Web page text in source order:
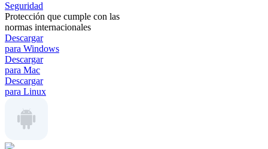
Seguridad
Protección que cumple con las
normas internacionales
Descargar
para Windows
Descargar
para Mac
Descargar
para Linux